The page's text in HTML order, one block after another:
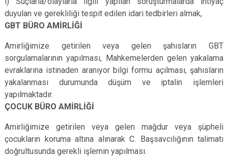
duyulan ve gerekliliği tespit edilen idari tedbirleri almak,
GBT BÜRO AMİRLİĞİ
Amirliğimize getirilen veya gelen şahısların GBT
sorgulamalarının yapılması, Mahkemelerden gelen yakalama
evraklarına istinaden aranıyor bilgi formu açılması, şahısların
yakalanması durumunda düşüm ve iptalin işlemleri
yapılmaktadır.
ÇOCUK BÜRO AMİRLİĞİ
Amirliğimize getirilen veya gelen mağdur veya şüpheli
çocukların koruma altına alınarak C. Başsavcılığının talimatı
doğrultusunda gerekli işlemin yapılması.